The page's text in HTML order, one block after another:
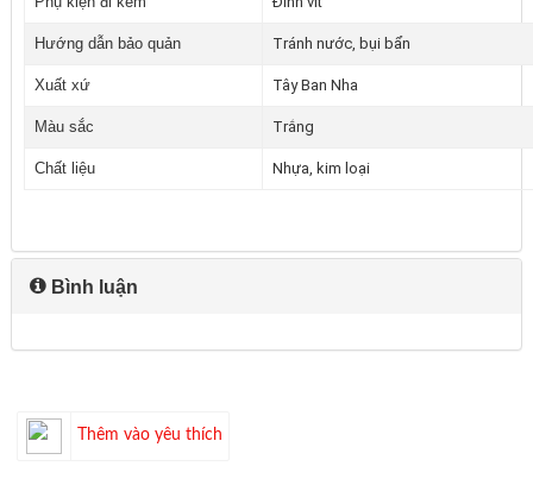
Hướng dẫn bảo quản Tránh nước, bụi bẩn
Xuất xứ Tây Ban Nha
Màu sắc Trắng
Chất liệu Nhựa, kim loại
Bình luận
Thêm vào yêu thích